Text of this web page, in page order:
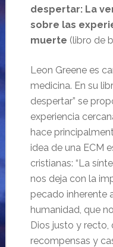
despertar: La
sobre las
muerte (libro de
Leon Greene es
medicina. En su
despertar” se
experiencia
hace
idea de una ECM
cristianas: “La
nos deja con la
pecado inherente
humanidad, que
Dios justo y recto,
recompensas y